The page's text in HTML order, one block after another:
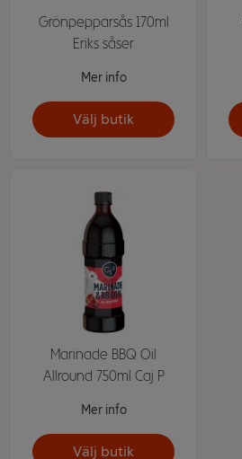
Grönpepparsås 170ml
Eriks såser
Mer info
Välj butik
Marinade BBQ Oil
Allround 750ml Caj P
Mer info
Välj butik